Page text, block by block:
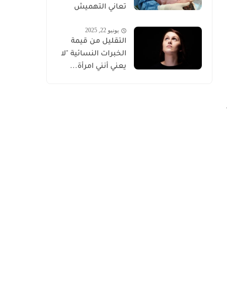
تعاني التهميش
يونيو 22, 2025
التقليل من قيمة
الخبرات النسائية "لا
يعني أنني امرأة...